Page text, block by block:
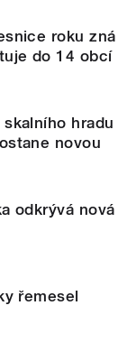
roku zná
do 14 obcí
hradu
novou
odkrývá nová
řemesel